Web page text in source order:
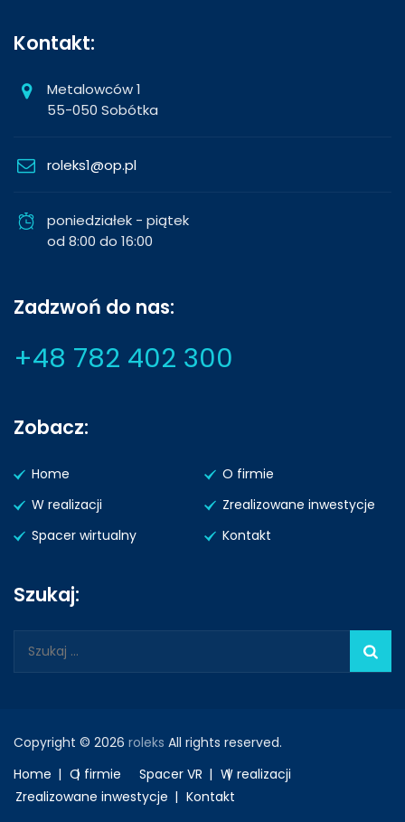
Kontakt:
Metalowców 1
55-050 Sobótka
roleks1@op.pl
poniedziałek - piątek
od 8:00 do 16:00
Zadzwoń do nas:
+48 782 402 300
Zobacz:
Home
O firmie
W realizacji
Zrealizowane inwestycje
Spacer wirtualny
Kontakt
Szukaj:
Copyright © 2026 roleks All rights reserved.
Home
O firmie Spacer VR
W realizacji
Zrealizowane inwestycje
Kontakt